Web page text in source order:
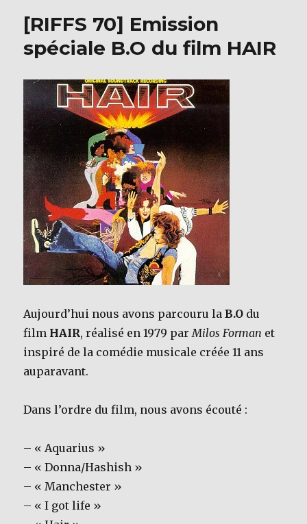
o
k
et
[RIFFS 70] Emission
spéciale B.O du film HAIR
Aujourd’hui nous avons parcouru laB.O du
film HAIR, réalisé en 1979 parMilos Forman et
inspiré de la comédie musicale créée 11 ans
auparavant.
Dans l’ordre du film, nous avons écouté :
– « Aquarius »
– « Donna/Hashish »
– « Manchester »
– « I got life »